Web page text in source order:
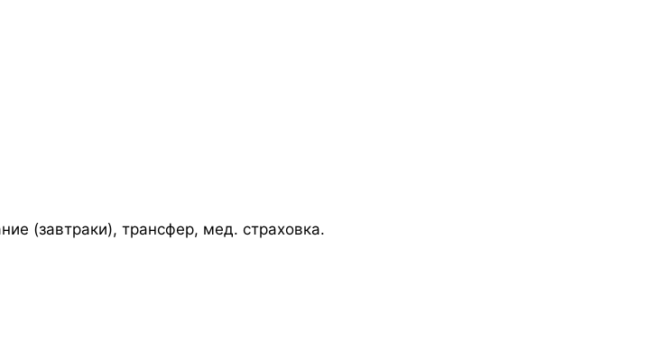
(завтраки), трансфер, мед. страховка.